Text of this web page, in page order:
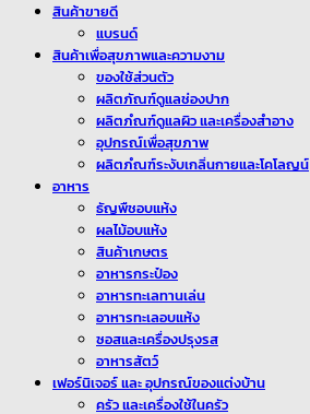
สินค้าขายดี
แบรนด์
สินค้าเพื่อสุขภาพและความงาม
ของใช้ส่วนตัว
ผลิตภัณฑ์ดูแลช่องปาก
ผลิตภํณฑ์ดูแลผิว และเครื่องสำอาง
อุปกรณ์เพื่อสุขภาพ
ผลิตภํณฑ์ระงับเกลิ่นกายและโคโลญน์
อาหาร
ธัญพืชอบแห้ง
ผลไม้อบแห้ง
สินค้าเกษตร
อาหารกระป๋อง
อาหารทะเลทานเล่น
อาหารทะเลอบแห้ง
ซอสและเครื่องปรุงรส
อาหารสัตว์
เฟอร์นิเจอร์ และ อุปกรณ์ของแต่งบ้าน
ครัว และเครื่องใช้ในครัว